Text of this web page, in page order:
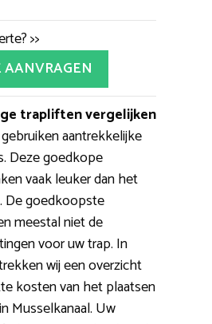
>>
AANVRAGEN
trapliften vergelijken
aantrekkelijke
Deze goedkope
vaak leuker dan het
De goedkoopste
meestal niet de
voor uw trap. In
wij een overzicht
kosten van het plaatsen
Musselkanaal. Uw